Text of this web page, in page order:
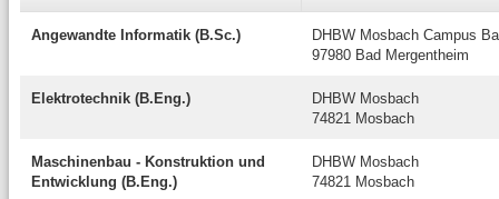
Angewandte Informatik (B.Sc.)
DHBW Mosbach Campus
97980 Bad Mergentheim
Elektrotechnik (B.Eng.)
DHBW Mosbach
74821 Mosbach
Maschinenbau - Konstruktion und
Entwicklung (B.Eng.)
DHBW Mosbach
74821 Mosbach